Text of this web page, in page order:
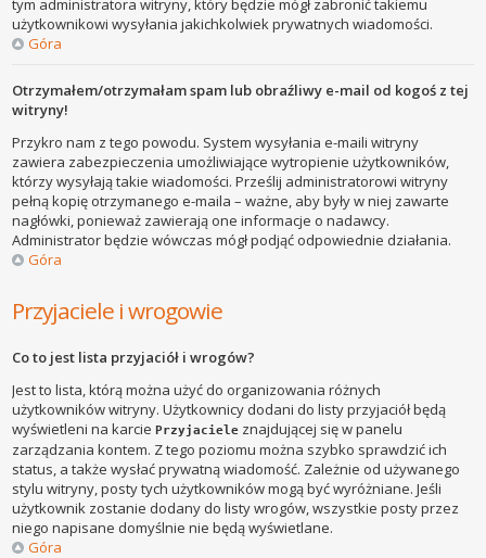
użytkownikowi wysyłania jakichkolwiek prywatnych wiadomości.
Góra
Otrzymałem/otrzymałam spam lub obraźliwy e-mail od kogoś z tej
witryny!
Przykro nam z tego powodu. System wysyłania e-maili witryny
zawiera zabezpieczenia umożliwiające wytropienie użytkowników,
którzy wysyłają takie wiadomości. Prześlij administratorowi witryny
pełną kopię otrzymanego e-maila – ważne, aby były w niej zawarte
nagłówki, ponieważ zawierają one informacje o nadawcy.
Administrator będzie wówczas mógł podjąć odpowiednie działania.
Góra
Przyjaciele i wrogowie
Co to jest lista przyjaciół i wrogów?
Jest to lista, którą można użyć do organizowania różnych
użytkowników witryny. Użytkownicy dodani do listy przyjaciół będą
wyświetleni na karciePrzyjaciele znajdującej się w panelu
zarządzania kontem. Z tego poziomu można szybko sprawdzić ich
status, a także wysłać prywatną wiadomość. Zależnie od używanego
stylu witryny, posty tych użytkowników mogą być wyróżniane. Jeśli
użytkownik zostanie dodany do listy wrogów, wszystkie posty przez
niego napisane domyślnie nie będą wyświetlane.
Góra